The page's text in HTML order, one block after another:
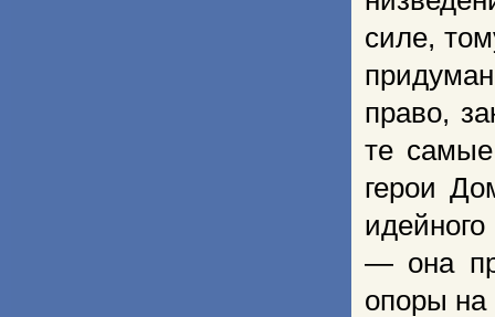
силе,
право,
те
герои
— она
опоры на